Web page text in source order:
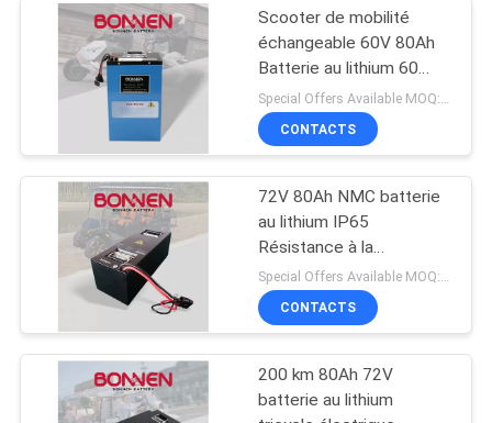
QUALITÉ
CONTACT
NOUVELLES
DU
SITE
Scooter de mobilité
échangeable 60V 80Ah
Batterie au lithium 60
Volt Lithium Pour
tricycles électriques
CONTACTS
72V 80Ah NMC batterie
au lithium IP65
Résistance à la
poussière d'eau pour
chariots de golf Moto
Special Offers Available MOQ:2 unités
CONTACTS
200 km 80Ah 72V
batterie au lithium